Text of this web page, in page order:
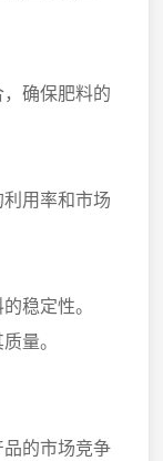
确保肥料的
用率和市场
稳定性。
量。
的市场竞争